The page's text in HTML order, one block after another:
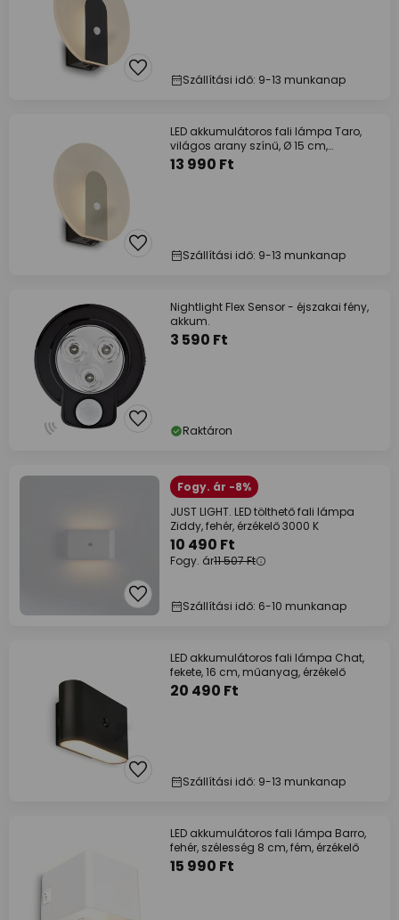
Szállítási idő: 9-13 munkanap
LED akkumulátoros fali lámpa Taro,
világos arany színű, Ø 15 cm,
érzékelővel
13 990 Ft
Szállítási idő: 9-13 munkanap
Nightlight Flex Sensor - éjszakai fény,
akkum.
3 590 Ft
Raktáron
Fogy. ár -8%
JUST LIGHT. LED tölthető fali lámpa
Ziddy, fehér, érzékelő 3000 K
10 490 Ft
Fogy. ár11 507 Ft
Szállítási idő: 6-10 munkanap
LED akkumulátoros fali lámpa Chat,
fekete, 16 cm, műanyag, érzékelő
20 490 Ft
Szállítási idő: 9-13 munkanap
LED akkumulátoros fali lámpa Barro,
fehér, szélesség 8 cm, fém, érzékelő
15 990 Ft